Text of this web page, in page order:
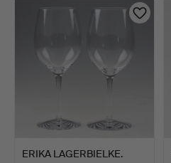
ERIKA LAGERBIELKE.